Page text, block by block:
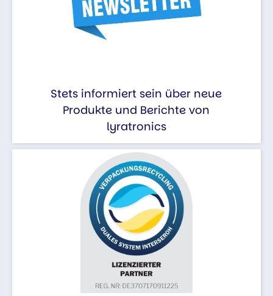
Stets informiert sein über neue
Produkte und Berichte von
lyratronics